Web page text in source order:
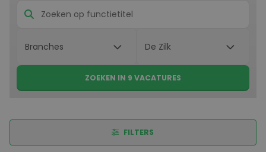
ZOEKEN IN 9 VACATURES
FILTERS